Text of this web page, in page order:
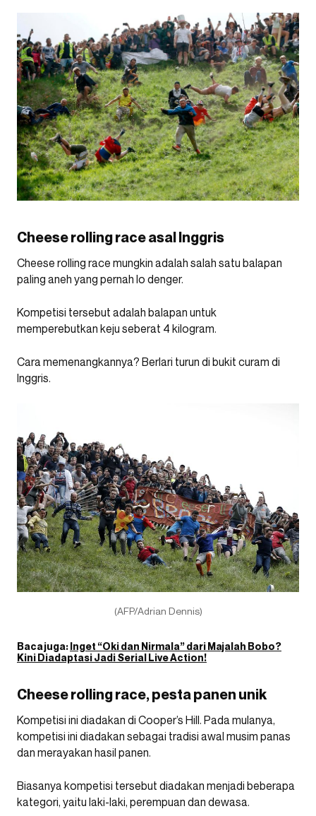
Cheese rolling race asal Inggris
Cheese rolling race mungkin adalah salah satu balapan
paling aneh yang pernah lo denger.
Kompetisi tersebut adalah balapan untuk
memperebutkan keju seberat 4 kilogram.
Cara memenangkannya? Berlari turun di bukit curam di
Inggris.
(AFP/Adrian Dennis)
Baca juga:Inget “Oki dan Nirmala” dari Majalah Bobo?
Kini Diadaptasi Jadi Serial Live Action!
Cheese rolling race, pesta panen unik
Kompetisi ini diadakan di Cooper’s Hill. Pada mulanya,
kompetisi ini diadakan sebagai tradisi awal musim panas
dan merayakan hasil panen.
Biasanya kompetisi tersebut diadakan menjadi beberapa
kategori, yaitu laki-laki, perempuan dan dewasa.